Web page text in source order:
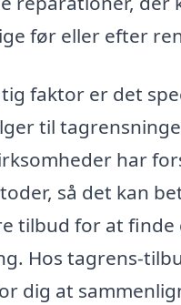
før eller efter
faktor er det
til
har
så det kan
tilbud for at finde
Hos tagrens-
dig at